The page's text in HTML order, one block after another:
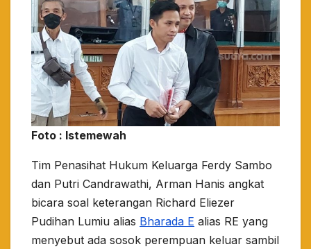
Foto : Istemewah
Tim Penasihat Hukum Keluarga Ferdy Sambo
dan Putri Candrawathi, Arman Hanis angkat
bicara soal keterangan Richard Eliezer
Pudihan Lumiu alias Bharada E alias RE yang
menyebut ada sosok perempuan keluar sambil